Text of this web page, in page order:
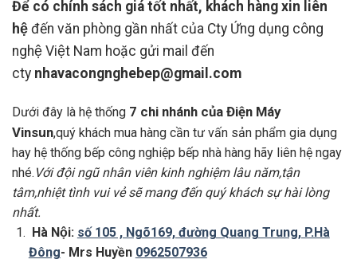
Để có chính sách giá tốt nhất, khách hàng xin liên
hệ đến văn phòng gần nhất của Cty Ứng dụng công
nghệ Việt Nam hoặc gửi mail đến
cty nhavacongnghebep@gmail.com
Dưới đây là hệ thống 7 chi nhánh của Điện Máy
Vinsun,quý khách mua hàng cần tư vấn sản phẩm gia dụng
hay hệ thống bếp công nghiệp bếp nhà hàng hãy liên hệ ngay
nhé. Với đội ngũ nhân viên kinh nghiệm lâu năm,tận
tâm,nhiệt tình vui vẻ sẽ mang đến quý khách sự hài lòng
nhất.
Hà Nội: số 105 , Ngõ169, đường Quang Trung, P.Hà
Đông- Mrs Huyền 0962507936